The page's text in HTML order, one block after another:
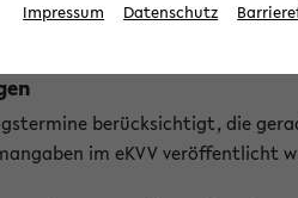
berücksichtigt, die
im eKVV
Impressum Datenschutz